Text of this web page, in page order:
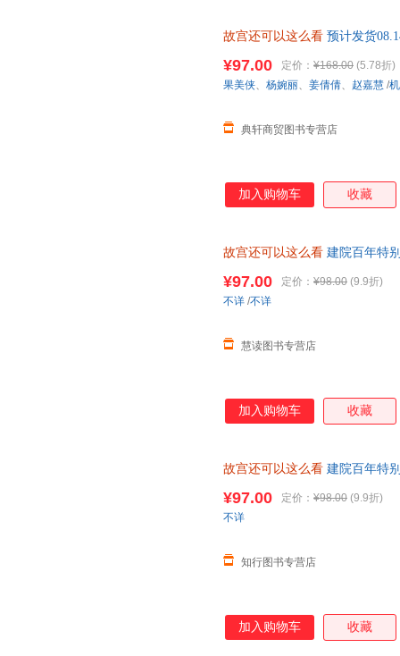
故宫还可以这么看 预计发货
¥97.00 定价： ¥168.00 (5.78折)
典轩商贸图书专营店
果美侠、 杨婉丽、 姜倩倩、 赵嘉慧 /
加入购物车 收藏
故宫还可以这么看 建院百年特
理由退换货
¥97.00 定价： ¥98.00 (9.9折)
慧读图书专营店
不详 /不详
加入购物车 收藏
故宫还可以这么看 建院百年特
¥97.00 定价： ¥98.00 (9.9折)
知行图书专营店
不详
加入购物车 收藏